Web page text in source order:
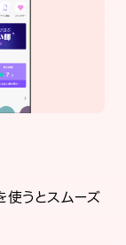
使うとスムーズ